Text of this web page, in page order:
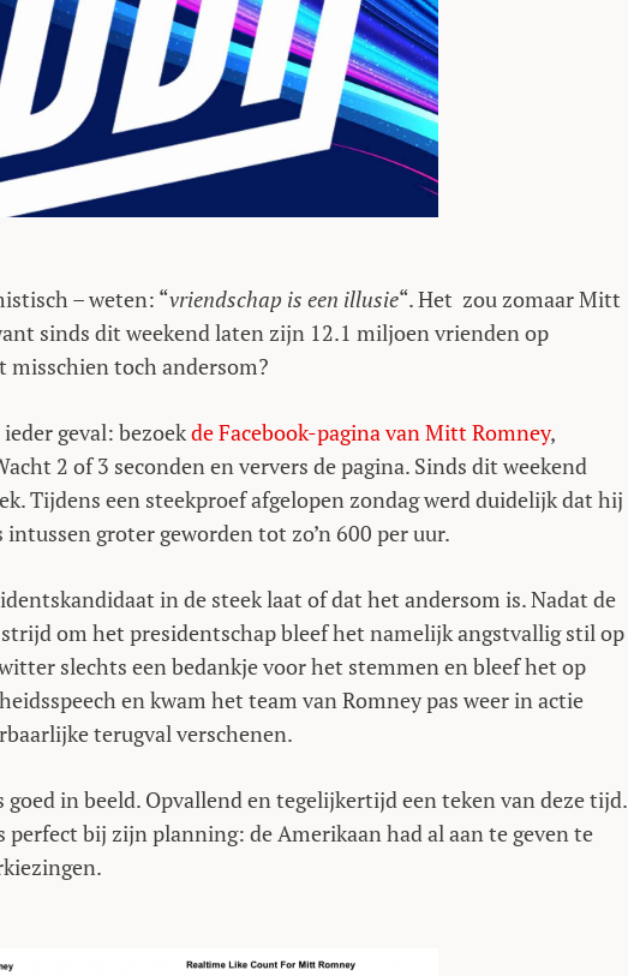
– weten: “vriendschap is een illusie“. Het zou zomaar Mitt
sinds dit weekend laten zijn 12.1 miljoen vrienden op
misschien toch andersom?
geval: bezoekde Facebook-pagina van Mitt Romney,
2 of 3 seconden en ververs de pagina. Sinds dit weekend
Tijdens een steekproef afgelopen zondag werd duidelijk dat hij
groter geworden tot zo’n 600 per uur.
in de steek laat of dat het andersom is. Nadat de
om het presidentschap bleef het namelijk angstvallig stil op
slechts een bedankje voor het stemmen en bleef het op
en kwam het team van Romney pas weer in actie
terugval verschenen.
goed in beeld. Opvallend en tegelijkertijd een teken van deze tijd.
perfect bij zijn planning: de Amerikaan had al aan te geven te